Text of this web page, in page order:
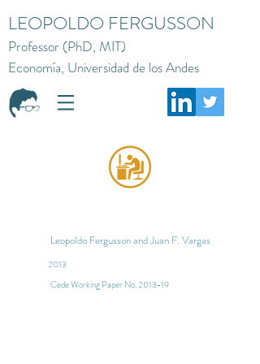
LEOPOLDO FERGUSSON
Professor (PhD, MIT)
Economía, Universidad de los Andes
Leopoldo Fergusson and Juan F. Vargas
2013
Cede Working Paper No. 2013-19